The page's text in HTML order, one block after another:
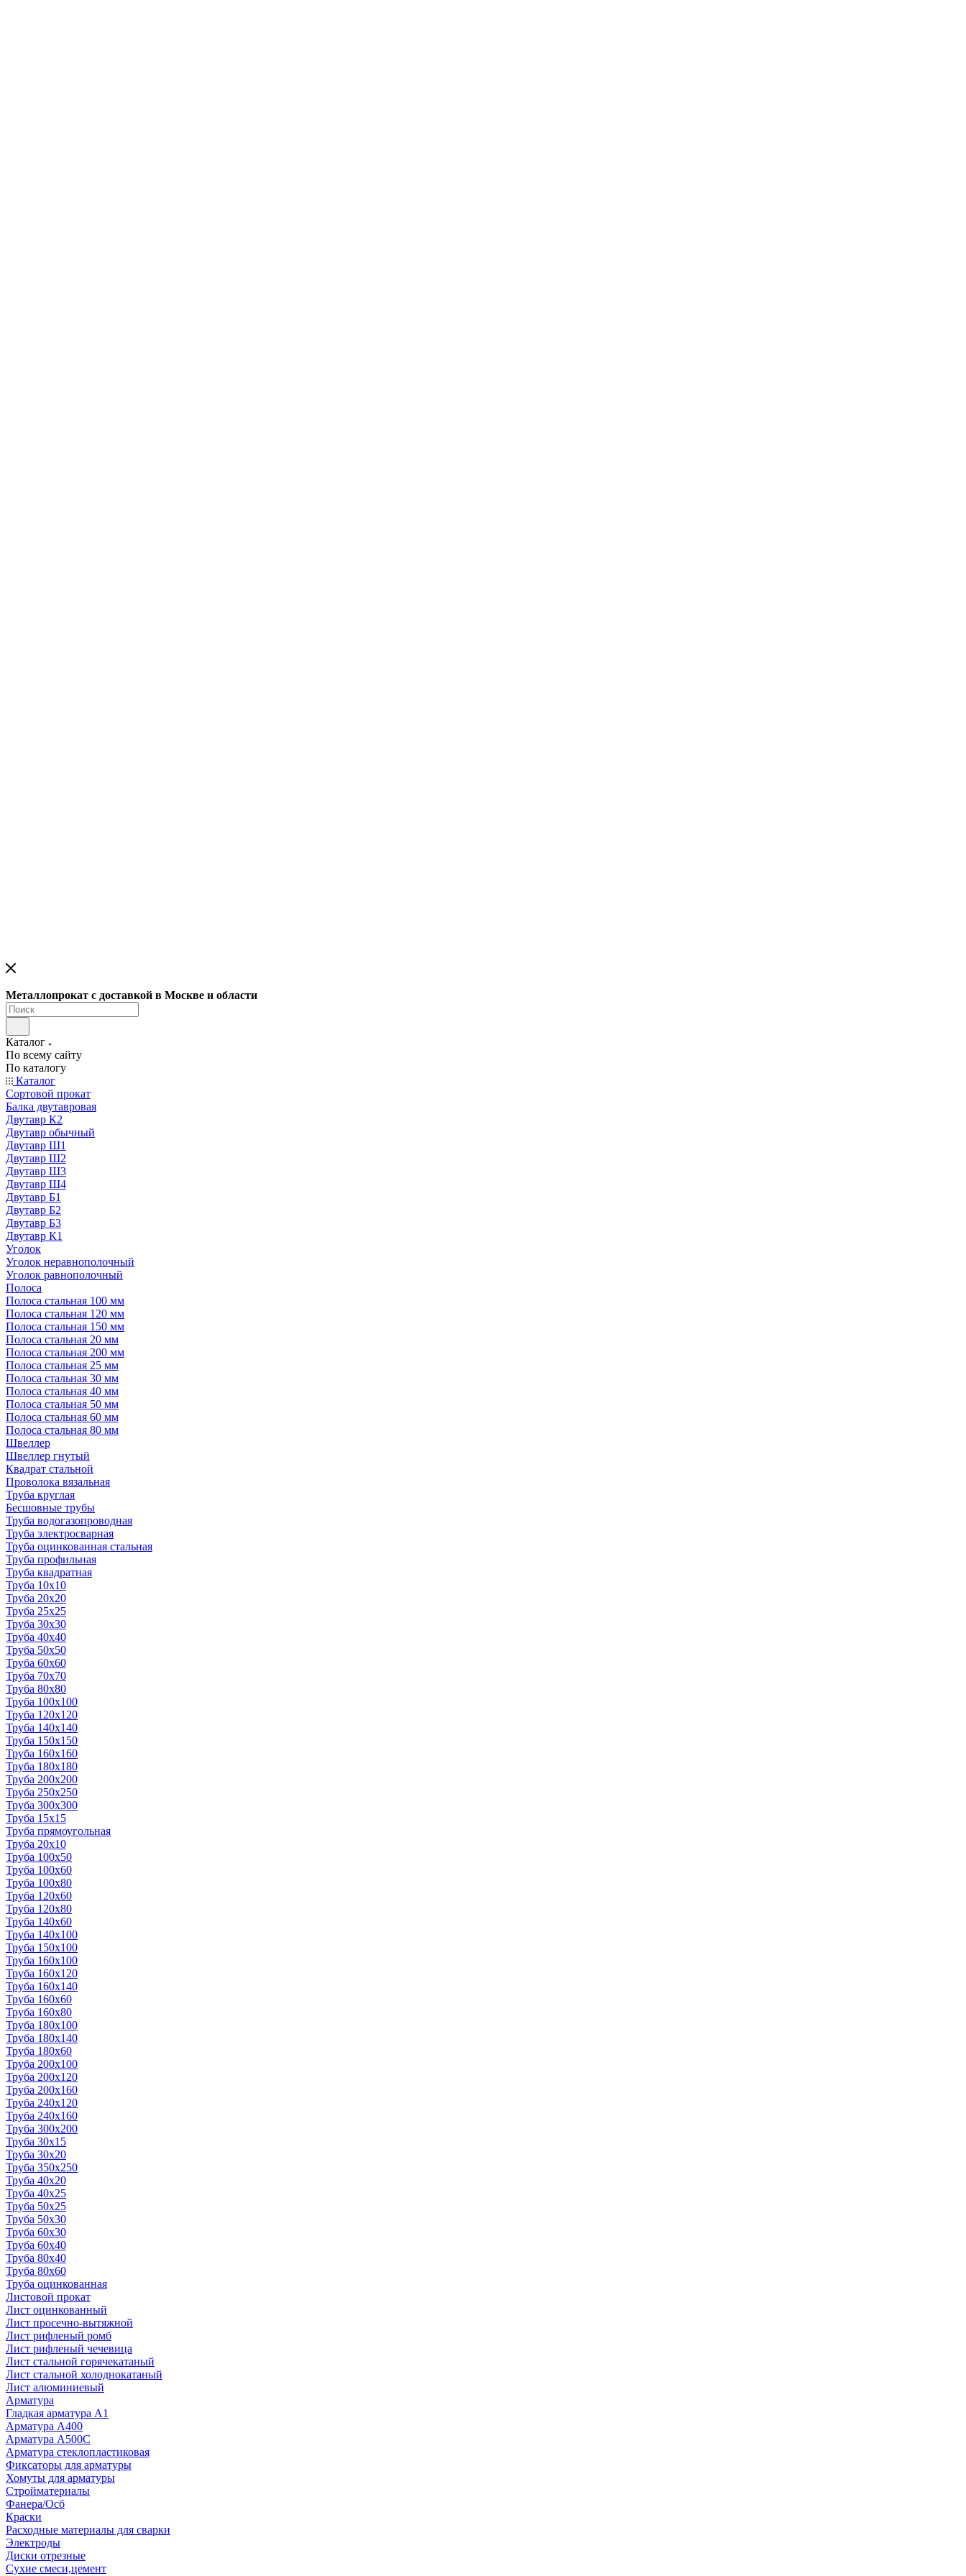
Металлопрокат с доставкой в Москве и области
Каталог
По всему сайту
По каталогу
Каталог
Сортовой прокат
Балка двутавровая
Двутавр К2
Двутавр обычный
Двутавр Ш1
Двутавр Ш2
Двутавр Ш3
Двутавр Ш4
Двутавр Б1
Двутавр Б2
Двутавр Б3
Двутавр К1
Уголок
Уголок неравнополочный
Уголок равнополочный
Полоса
Полоса стальная 100 мм
Полоса стальная 120 мм
Полоса стальная 150 мм
Полоса стальная 20 мм
Полоса стальная 200 мм
Полоса стальная 25 мм
Полоса стальная 30 мм
Полоса стальная 40 мм
Полоса стальная 50 мм
Полоса стальная 60 мм
Полоса стальная 80 мм
Швеллер
Швеллер гнутый
Квадрат стальной
Проволока вязальная
Труба круглая
Бесшовные трубы
Труба водогазопроводная
Труба электросварная
Труба оцинкованная стальная
Труба профильная
Труба квадратная
Труба 10x10
Труба 20x20
Труба 25x25
Труба 30x30
Труба 40x40
Труба 50x50
Труба 60x60
Труба 70x70
Труба 80x80
Труба 100x100
Труба 120x120
Труба 140x140
Труба 150x150
Труба 160x160
Труба 180x180
Труба 200x200
Труба 250x250
Труба 300x300
Труба 15x15
Труба прямоугольная
Труба 20x10
Труба 100x50
Труба 100x60
Труба 100x80
Труба 120x60
Труба 120x80
Труба 140x60
Труба 140x100
Труба 150x100
Труба 160x100
Труба 160x120
Труба 160x140
Труба 160x60
Труба 160x80
Труба 180x100
Труба 180x140
Труба 180x60
Труба 200x100
Труба 200x120
Труба 200x160
Труба 240x120
Труба 240x160
Труба 300x200
Труба 30x15
Труба 30x20
Труба 350x250
Труба 40x20
Труба 40x25
Труба 50x25
Труба 50x30
Труба 60x30
Труба 60x40
Труба 80x40
Труба 80x60
Труба оцинкованная
Листовой прокат
Лист оцинкованный
Лист просечно-вытяжной
Лист рифленый ромб
Лист рифленый чечевица
Лист стальной горячекатаный
Лист стальной холоднокатаный
Лист алюминиевый
Арматура
Гладкая арматура А1
Арматура А400
Арматура A500C
Арматура стеклопластиковая
Фиксаторы для арматуры
Хомуты для арматуры
Стройматериалы
Фанера/Осб
Краски
Расходные материалы для сварки
Электроды
Диски отрезные
Сухие смеси,цемент